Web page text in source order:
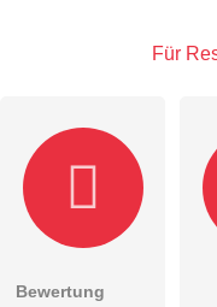
Für
Bewertung